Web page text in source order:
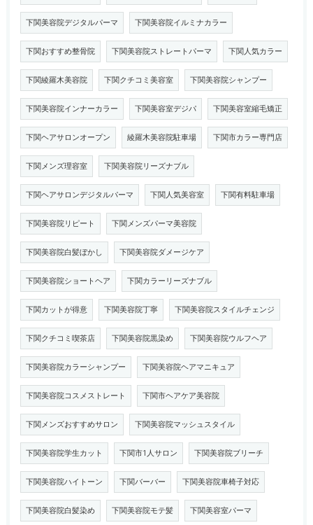
下関美容院デジタルパーマ 下関美容院イルミナカラー
下関おすすめ整骨院 下関美容院ストレートパーマ 下関人気カラー
下関綾羅木美容院 下関クチコミ美容室 下関美容院シャンプー
下関美容院インナーカラー 下関美容室デジパ 下関美容室縮毛矯正
下関ヘアサロンオープン 綾羅木美容院駐車場 下関市カラー専門店
下関メンズ理容室 下関美容院リーズナブル
下関ヘアサロンデジタルパーマ 下関人気美容室 下関有料駐車場
下関美容院リピート 下関メンズパーマ美容院
下関美容院白髪ぼかし 下関美容院ダメージケア
下関美容院ショートヘア 下関カラーリーズナブル
下関カットが得意 下関美容院丁寧 下関美容院スタイルチェンジ
下関クチコミ喫茶店 下関美容院黒染め 下関美容院ウルフヘア
下関美容院カラーシャンプー 下関美容院ヘアマニキュア
下関美容院コスメストレート 下関市ヘアケア美容院
下関メンズおすすめサロン 下関美容院マッシュスタイル
下関美容院学生カット 下関市1人サロン 下関美容院ブリーチ
下関美容院ハイトーン 下関バーバー 下関美容院車椅子対応
下関美容院白髪染め 下関美容院モテ髪 下関美容室パーマ